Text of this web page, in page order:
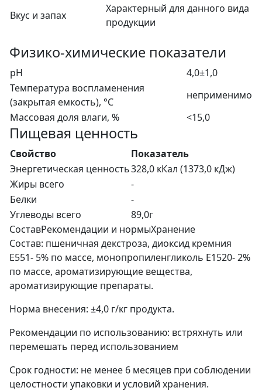
Вкус и запах
Характерный для данного вида
продукции
Физико-химические показатели
рН
4,0±1,0
Температура воспламенения
(закрытая емкость), °С
неприменимо
Массовая доля влаги, %
<15,0
Пищевая ценность
Свойство
Показатель
Энергетическая ценность328,0 кКал (1373,0 кДж)
Жиры всего
-
Белки
-
Углеводы всего
89,0г
СоставРекомендации и нормыХранение
Состав: пшеничная декстроза, диоксид кремния
Е551- 5% по массе, монопропиленгликоль Е1520- 2%
по массе, ароматизирующие вещества,
ароматизирующие препараты.
Норма внесения: ±4,0 г/кг продукта.
Рекомендации по использованию: встряхнуть или
перемешать перед использованием
Срок годности: не менее 6 месяцев при соблюдении
целостности упаковки и условий хранения.